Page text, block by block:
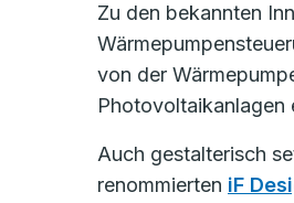
Zu den bekannten
von der
Photovoltaikanlagen
Auch gestalterisch
renommierten iF